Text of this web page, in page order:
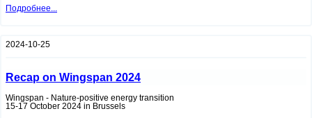
conservation
Подробнее...
in
the
Bustard
habitat
2024-10-25
Recap on Wingspan 2024
Wingspan - Nature-positive energy transition
15-17 October 2024 in Brussels